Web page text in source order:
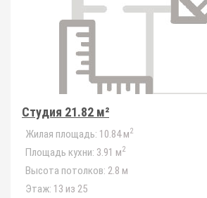
Студия 21.82 м²
Жилая площадь: 10.84 м2
Площадь кухни: 3.91 м2
Высота потолков: 2.8 м
Этаж: 13 из 25